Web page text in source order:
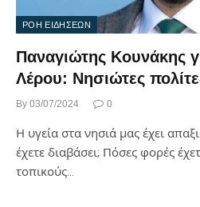
ΡΟΗ ΕΙΔΗΣΕΩΝ
Παναγιώτης Κουνάκης
Λέρου: Νησιώτες
By 03/07/2024 0
Η υγεία στα νησιά μας έχει
έχετε διαβάσει; Πόσες φορές
τοπικούς…